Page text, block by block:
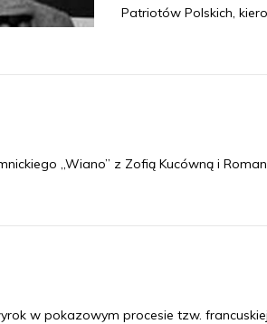
Patriotów Polskich,
„Wiano” z Zofią Kucówną i
w pokazowym procesie tzw.